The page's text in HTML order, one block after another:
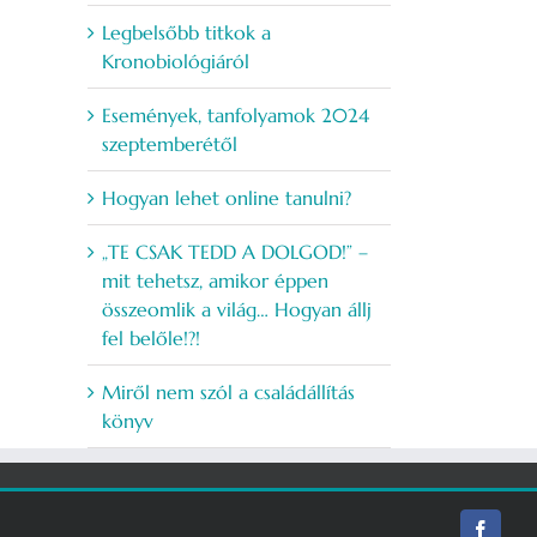
Legbelsőbb titkok a
Kronobiológiáról
Események, tanfolyamok 2024
szeptemberétől
Hogyan lehet online tanulni?
„TE CSAK TEDD A DOLGOD!” –
mit tehetsz, amikor éppen
összeomlik a világ… Hogyan állj
fel belőle!?!
Miről nem szól a családállítás
könyv